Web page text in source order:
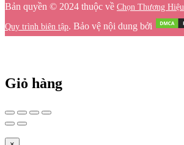
Bản quyền © 2024 thuộc về Chọn Thương Hiệu
Quy trình biên tập. Bảo vệ nội dung bởi
Giỏ hàng